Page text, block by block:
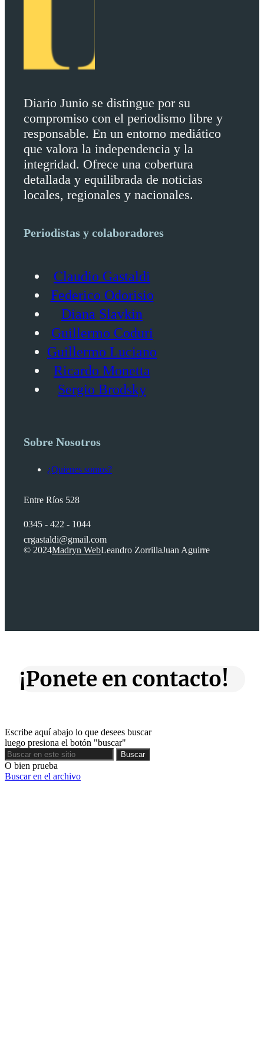
Diario Junio se distingue por su
compromiso con el periodismo libre y
responsable. En un entorno mediático
que valora la independencia y la
integridad. Ofrece una cobertura
detallada y equilibrada de noticias
locales, regionales y nacionales.
Periodistas y colaboradores
Claudio Gastaldi
Federico Odorisio
Diana Slavkin
Guillermo Coduri
Guillermo Luciano
Ricardo Monetta
Sergio Brodsky
Sobre Nosotros
¿Quienes somos?
Entre Ríos 528
0345 - 422 - 1044
crgastaldi@gmail.com
© 2024Madryn WebLeandro ZorrillaJuan Aguirre
¡Ponete en contacto!
Escribe aquí abajo lo que desees buscar
luego presiona el botón "buscar"
Buscar
Buscar
O bien prueba
Buscar en el archivo